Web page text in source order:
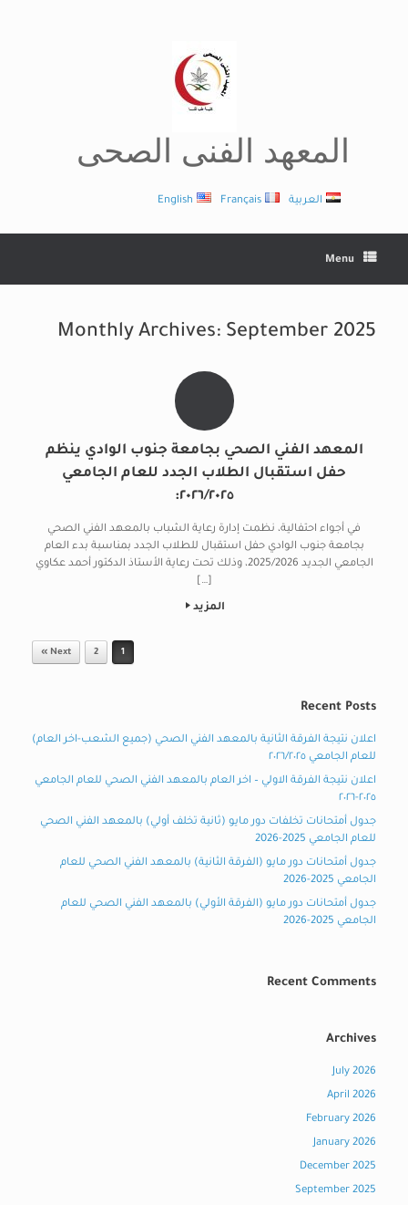
المعهد الفنى الصحى
English Français العربية
Menu
Monthly Archives: September 2025
المعهد الفني الصحي بجامعة جنوب الوادي ينظم
حفل استقبال الطلاب الجدد للعام الجامعي
٢٠٢٦/٢٠٢٥:
في أجواء احتفالية، نظمت إدارة رعاية الشباب بالمعهد الفني الصحي
بجامعة جنوب الوادي حفل استقبال للطلاب الجدد بمناسبة بدء العام
الجامعي الجديد 2025/2026، وذلك تحت رعاية الأستاذ الدكتور أحمد عكاوي
[…]
المزيد
1
2
Next »
Recent Posts
اعلان نتيجة الفرقة الثانية بالمعهد الفني الصحي (جميع الشعب-اخر العام)
للعام الجامعي ٢٠٢٦/٢٠٢٥
اعلان نتيجة الفرقة الاولي – اخر العام بالمعهد الفني الصحي للعام الجامعي
٢٠٢٥-٢٠٢٦
جدول أمتحانات تخلفات دور مايو (ثانية تخلف أولي) بالمعهد الفني الصحي
للعام الجامعي 2025-2026
جدول أمتحانات دور مايو (الفرقة الثانية) بالمعهد الفني الصحي للعام
الجامعي 2025-2026
جدول أمتحانات دور مايو (الفرقة الأولي) بالمعهد الفني الصحي للعام
الجامعي 2025-2026
Recent Comments
Archives
July 2026
April 2026
February 2026
January 2026
December 2025
September 2025